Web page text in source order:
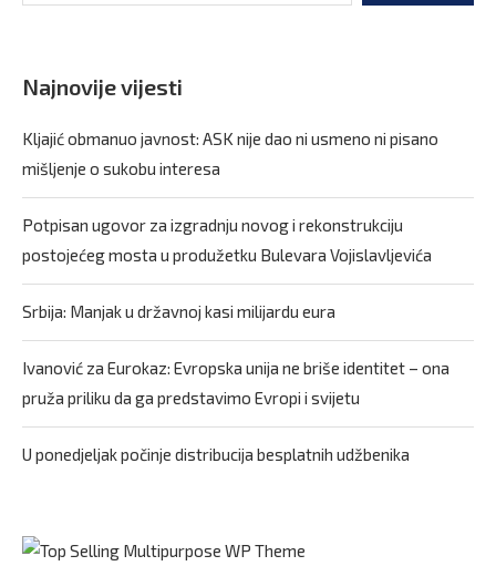
Najnovije vijesti
Kljajić obmanuo javnost: ASK nije dao ni usmeno ni pisano
mišljenje o sukobu interesa
Potpisan ugovor za izgradnju novog i rekonstrukciju
postojećeg mosta u produžetku Bulevara Vojislavljevića
Srbija: Manjak u državnoj kasi milijardu eura
Ivanović za Eurokaz: Evropska unija ne briše identitet – ona
pruža priliku da ga predstavimo Evropi i svijetu
U ponedjeljak počinje distribucija besplatnih udžbenika